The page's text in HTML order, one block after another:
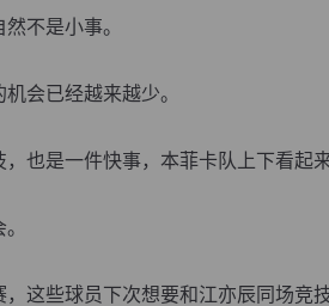
不是小事。
会已经越来越少。
是一件快事，本菲卡队上下看起
些球员下次想要和江亦辰同场竞